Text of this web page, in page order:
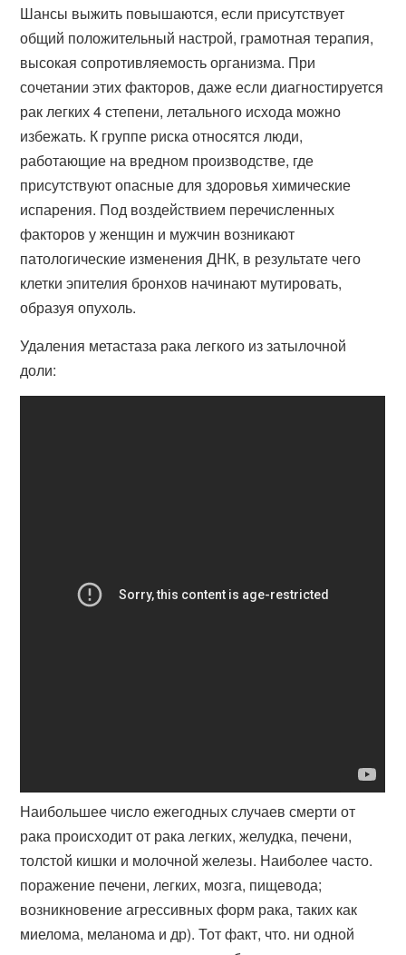
Шансы выжить повышаются, если присутствует
общий положительный настрой, грамотная терапия,
высокая сопротивляемость организма. При
сочетании этих факторов, даже если диагностируется
рак легких 4 степени, летального исхода можно
избежать. К группе риска относятся люди,
работающие на вредном производстве, где
присутствуют опасные для здоровья химические
испарения. Под воздействием перечисленных
факторов у женщин и мужчин возникают
патологические изменения ДНК, в результате чего
клетки эпителия бронхов начинают мутировать,
образуя опухоль.
Удаления метастаза рака легкого из затылочной
доли:
Наибольшее число ежегодных случаев смерти от
рака происходит от рака легких, желудка, печени,
толстой кишки и молочной железы. Наиболее часто​.
поражение печени, легких, мозга, пищевода;
возникновение агрессивных форм рака, таких как
миелома, меланома и др). Тот факт, что. ни одной